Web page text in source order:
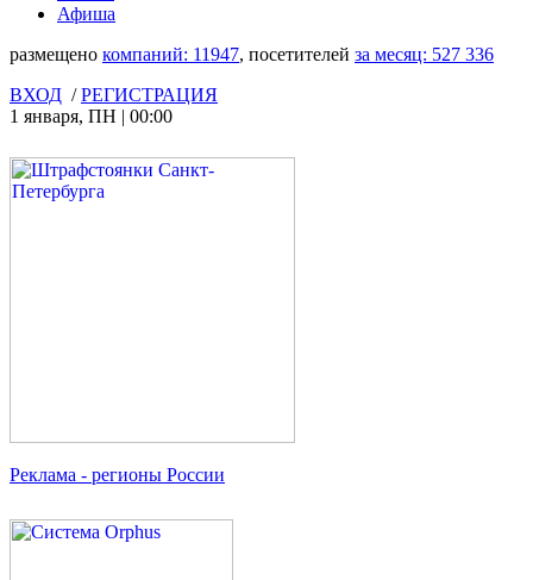
Афиша
размещено компаний: 11947, посетителей за месяц: 527 336
ВХОД /РЕГИСТРАЦИЯ
1 января, ПН | 00:00
Реклама - регионы России